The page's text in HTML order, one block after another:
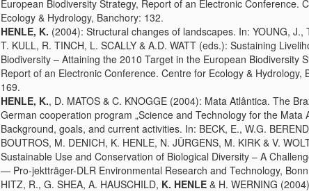
European Biodiversity Strategy, Report of an Electronic Conference.
Ecology & Hydrology, Banchory: 132.
HENLE, K. (2004): Structural changes of landscapes. In: YOUNG, J.,
T. KULL, R. TINCH, L. SCALLY & A.D. WATT (eds.): Sustaining
Biodiversity – Attaining the 2010 Target in the European Biodiversity
Report of an Electronic Conference. Centre for Ecology & Hydrology,
169.
HENLE, K., D. MATOS & C. KNOGGE (2004): Mata Atlântica. The
German cooperation program „Science and Technology for the Mata
Background, goals, and current activities. In: BECK, E., W.G.
BOUTROS, M. DENICH, K. HENLE, N. JÜRGENS, M. KIRK & V.
Sustainable Use and Conservation of Biological Diversity – A
— Pro-jektträger-DLR Environmental Research and Technology,
HITZ, R., G. SHEA, A. HAUSCHILD, K. HENLE & H. WERNING